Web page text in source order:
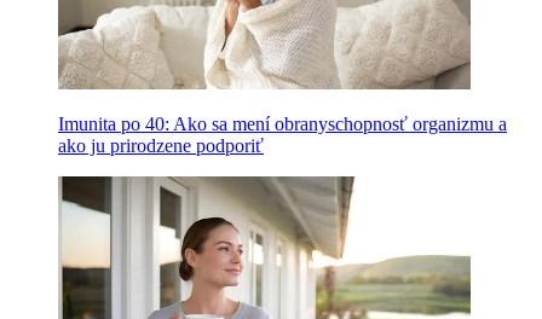
Imunita po 40: Ako sa mení obranyschopnosť organizmu a
ako ju prirodzene podporiť